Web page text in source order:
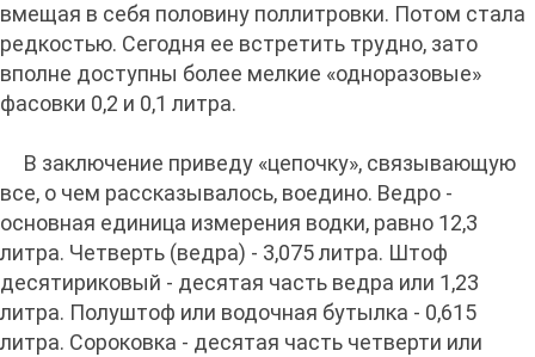
вмещая в себя половину поллитровки. Потом стала
редкостью. Сегодня ее встретить трудно, зато
вполне доступны более мелкие «одноразовые»
фасовки 0,2 и 0,1 литра.
В заключение приведу «цепочку», связывающую
все, о чем рассказывалось, воедино. Ведро -
основная единица измерения водки, равно 12,3
литра. Четверть (ведра) - 3,075 литра. Штоф
десятириковый - десятая часть ведра или 1,23
литра. Полуштоф или водочная бутылка - 0,615
литра. Сороковка - десятая часть четверти или